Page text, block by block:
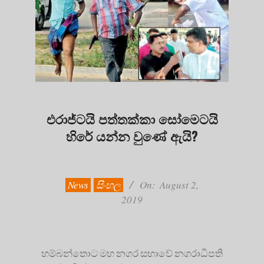
එරාජ්ටයි පත්තක්කා සෝමෙටයි
හිරේ යන්න වුණේ ඇයි?
News සිංහල On: August 2,
2019
හම්බන්තොට මහ නගර සභාවේ නගරාධිපති